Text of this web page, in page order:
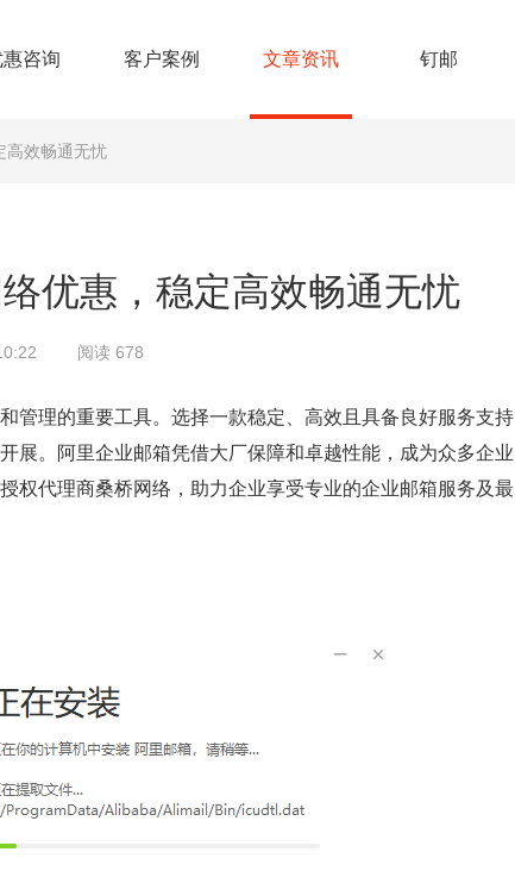
咨询 客户案例 文章资讯 钉邮
高效畅通无忧
优惠，稳定高效畅通无忧
阅读 678
管理的重要工具。选择一款稳定、高效且具备良好服务支持
展。阿里企业邮箱凭借大厂保障和卓越性能，成为众多企业
权代理商桑桥网络，助力企业享受专业的企业邮箱服务及最